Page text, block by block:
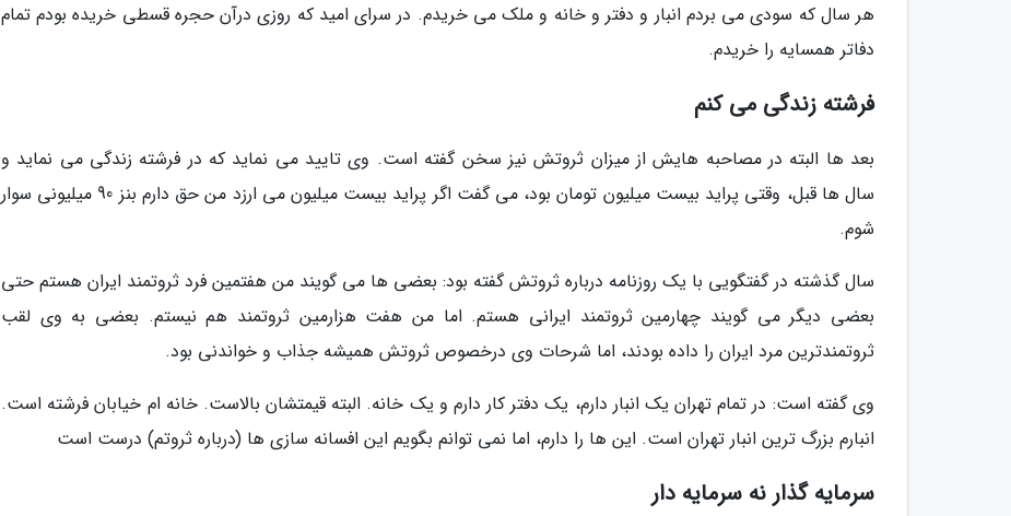
هر سال که سودی می بردم انبار و دفتر و خانه و ملک می خریدم. در سرای امید که روزی درآن حجره قسطی خریده بودم تمام
دفاتر همسایه را خریدم.
فرشته زندگی می کنم
بعد ها البته در مصاحبه هایش از میزان ثروتش نیز سخن گفته است. وی تایید می نماید که در فرشته زندگی می نماید و
سال ها قبل، وقتی پراید بیست میلیون تومان بود، می گفت اگر پراید بیست میلیون می ارزد من حق دارم بنز 90 میلیونی سوار
شوم.
سال گذشته در گفتگویی با یک روزنامه درباره ثروتش گفته بود: بعضی ها می گویند من هفتمین فرد ثروتمند ایران هستم حتی
بعضی دیگر می گویند چهارمین ثروتمند ایرانی هستم. اما من هفت هزارمین ثروتمند هم نیستم. بعضی به وی لقب
ثروتمندترین مرد ایران را داده بودند، اما شرحات وی درخصوص ثروتش همیشه جذاب و خواندنی بود.
وی گفته است: در تمام تهران یک انبار دارم، یک دفتر کار دارم و یک خانه. البته قیمتشان بالاست. خانه ام خیابان فرشته است.
انبارم بزرگ ترین انبار تهران است. این ها را دارم، اما نمی توانم بگویم این افسانه سازی ها (درباره ثروتم) درست است
سرمایه گذار نه سرمایه دار